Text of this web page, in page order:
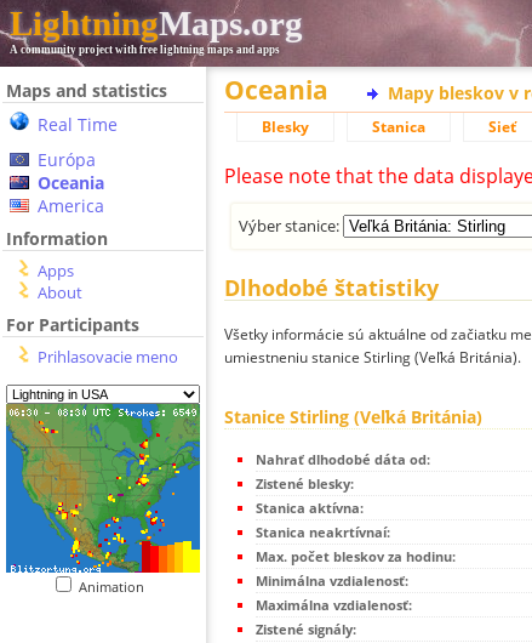
LightningMaps.org
A community project with free lightning maps and apps
Maps and statistics
Real Time
Európa
Oceania
America
Information
Apps
About
For Participants
Prihlasovacie meno
Animation
Oceania Mapy bleskov v
Blesky Stanica Sieť
Please note that the data
Výber stanice:
Dlhodobé štatistiky
Všetky informácie sú aktuálne od začiatku
umiestneniu stanice Stirling (Veľká Británia).
Stanice Stirling (Veľká Británia)
Nahrať dlhodobé dáta od:
Zistené blesky:
Stanica aktívna:
Stanica neakrtívnaí:
Max. počet bleskov za hodinu:
Minimálna vzdialenosť:
Maximálna vzdialenosť:
Zistené signály: